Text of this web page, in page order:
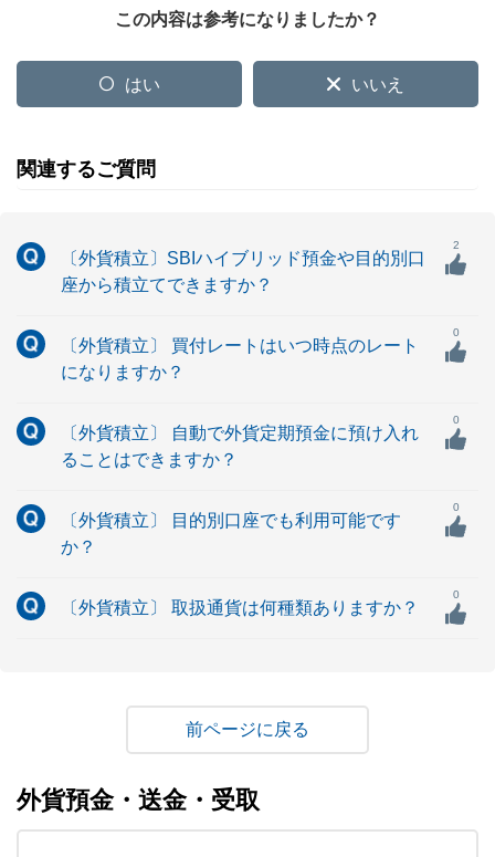
この内容は参考になりましたか？
はい いいえ
関連するご質問
〔外貨積立〕SBIハイブリッド預金や目的別口
座から積立てできますか？
2
〔外貨積立〕 買付レートはいつ時点のレート
になりますか？
0
〔外貨積立〕 自動で外貨定期預金に預け入れ
ることはできますか？
0
〔外貨積立〕 目的別口座でも利用可能です
か？
0
〔外貨積立〕 取扱通貨は何種類ありますか？
0
戻る
外貨預金・送金・受取